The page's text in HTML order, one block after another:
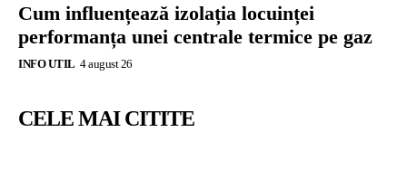
Cum influențează izolația locuinței
performanța unei centrale termice pe gaz
INFO UTIL 4 august 26
CELE MAI CITITE